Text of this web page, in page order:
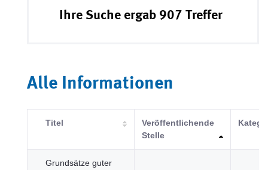
Ihre Suche ergab 907 Treffer
Alle Informationen
Titel
Veröffentlichende
Stelle
Grundsätze guter